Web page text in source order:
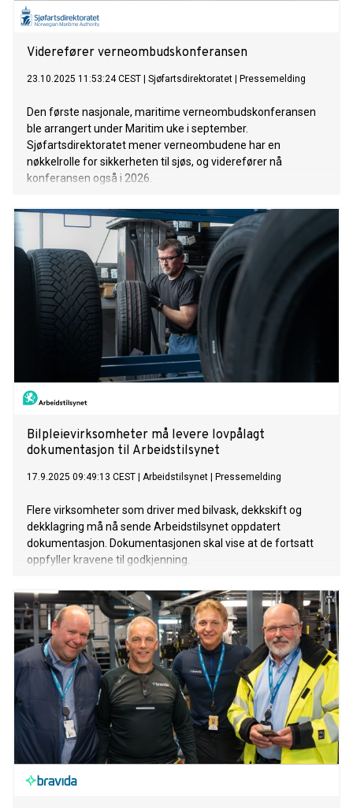
Viderefører verneombudskonferansen
23.10.2025 11:53:24 CEST Sjøfartsdirektoratet Pressemelding
Den første nasjonale, maritime verneombudskonferansen
ble arrangert under Maritim uke i september.
Sjøfartsdirektoratet mener verneombudene har en
nøkkelrolle for sikkerheten til sjøs, og viderefører nå
konferansen også i 2026.
Bilpleievirksomheter må levere lovpålagt
dokumentasjon til Arbeidstilsynet
17.9.2025 09:49:13 CEST Arbeidstilsynet Pressemelding
Flere virksomheter som driver med bilvask, dekkskift og
dekklagring må nå sende Arbeidstilsynet oppdatert
dokumentasjon. Dokumentasjonen skal vise at de fortsatt
oppfyller kravene til godkjenning.